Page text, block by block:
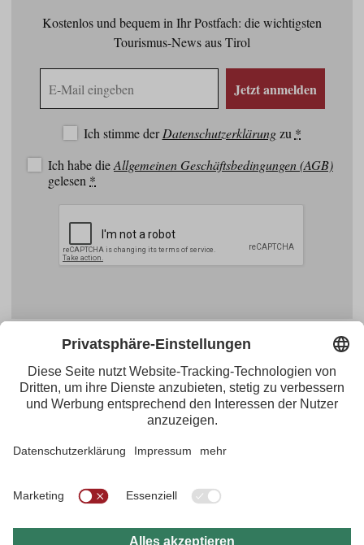
Kostenlos und bequem in Ihr Postfach: die wichtigsten
Tourismus-News aus Tirol
Mail
Jetzt anmelden
Ich stimme derDatenschutzerklärungzu *
Ich habe dieAllgemeinen Geschäftsbedingungen (AGB)
gelesen *
Tirol Werbung
Maria-Theresien-Straße 55 · 6020 Innsbruck
+43.512.5320-656· presse@tirol.at
RSS-Feeds
Impressum
Datenschutzerklärung
Barrierefreiheitserklärung
Instagram